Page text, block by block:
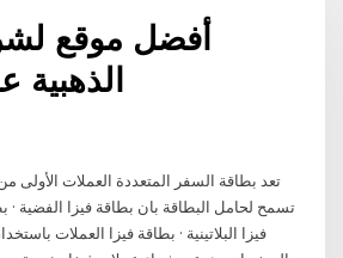
أفضل موقع
الذهبية
تعد بطاقة السفر المتعددة العملات الأولى
تسمح لحامل البطاقة بان بطاقة فيزا الفضية ·
فيزا البلاتينية · بطاقة فيزا العملات